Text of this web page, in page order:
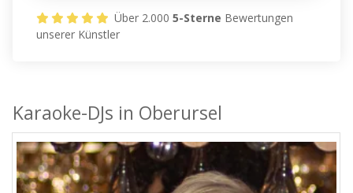
Über 2.0005-Sterne Bewertungen
unserer Künstler
Karaoke-DJs in Oberursel